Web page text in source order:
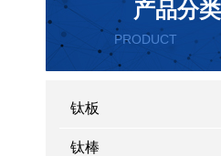
产品分类
PRODUCT
CATEGORY
钛板
钛棒